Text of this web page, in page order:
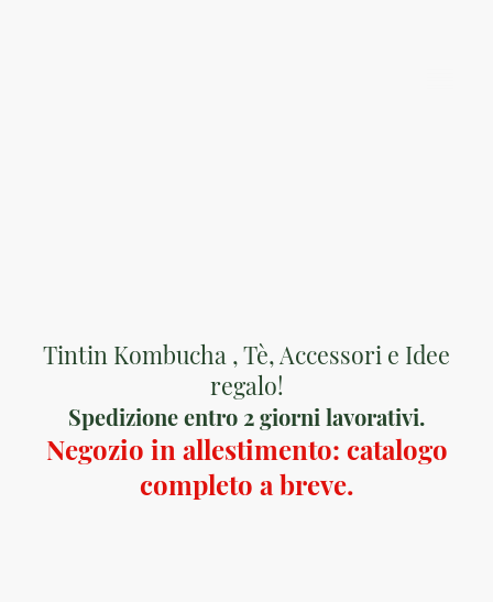
Tintin Kombucha , Tè, Accessori e Idee
regalo!
Spedizione entro 2 giorni lavorativi.
Negozio in allestimento: catalogo
completo a breve.